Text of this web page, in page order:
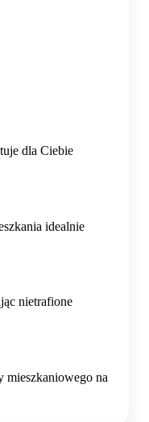
dla Ciebie
idealnie
nietrafione
mieszkaniowego na